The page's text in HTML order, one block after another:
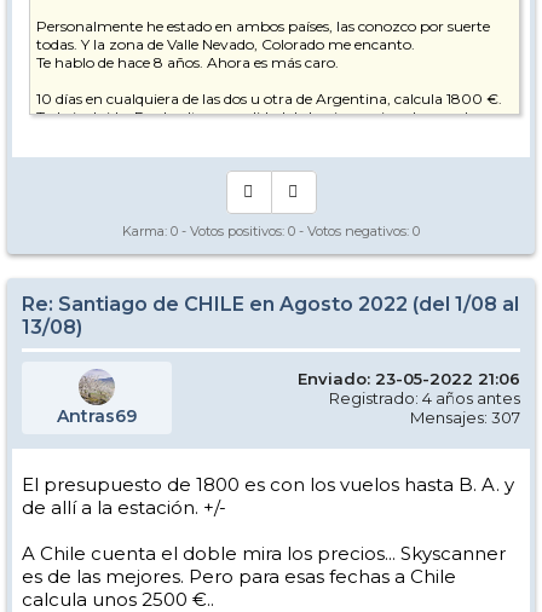
Personalmente he estado en ambos países, las conozco por suerte
todas. Y la zona de Valle Nevado, Colorado me encanto.
Te hablo de hace 8 años. Ahora es más caro.
10 días en cualquiera de las dos u otra de Argentina, calcula 1800 €.
Todo incluido. Por la altura o calidad de la nieve es igual en ambos
general de todo el país. La calidad es buena por norma en ambas.
Para mí personalmente la n. 1 de Argentina es Cerro Castor. A nivel
general, viaje esqui y turismo.. Hay más grandes, pero sin los pluses
A parte el coste del vuelo es un 30-40 + miralo todo. FF, HOTELES,
etc.... No te encuentres. Sorpresa.
Karma: 0 - Votos positivos: 0 - Votos negativos: 0
Re: Santiago de CHILE en Agosto 2022 (del 1/08 al
13/08)
Antras69
Enviado: 23-05-2022 21:06
Registrado: 4 años antes
Mensajes: 307
El presupuesto de 1800 es con los vuelos hasta B. A. y
de allí a la estación. +/-
A Chile cuenta el doble mira los precios... Skyscanner
es de las mejores. Pero para esas fechas a Chile
calcula unos 2500 €..